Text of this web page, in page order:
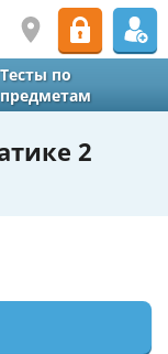
Тесты по
предметам
2